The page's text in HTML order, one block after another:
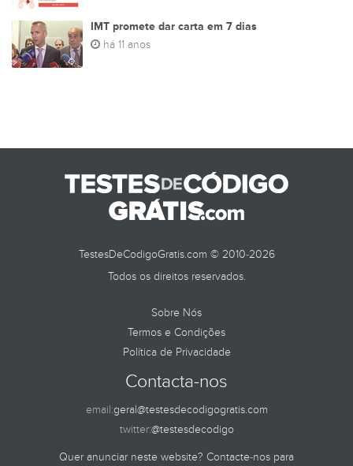
IMT promete dar carta em 7 dias
há 11 anos
TestesDeCodigoGratis.com © 2010-2026
Todos os direitos reservados.
Sobre Nós
Termos e Condições
Política de Privacidade
Contacta-nos
email:geral@testesdecodigogratis.com
twitter:@testesdecodigo
Quer anunciar neste website? Contacte-nos para